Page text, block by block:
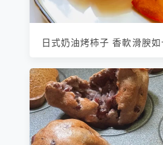
日式奶油烤柿子 香軟滑腴